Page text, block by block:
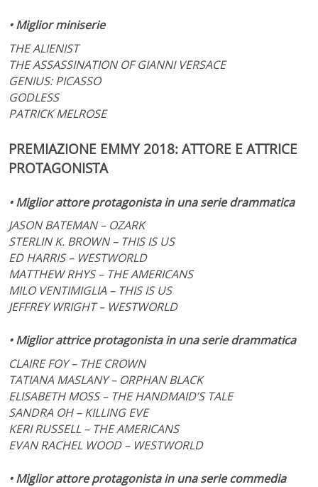
• Miglior miniserie
THE ALIENIST
THE ASSASSINATION OF GIANNI VERSACE
GENIUS: PICASSO
GODLESS
PATRICK MELROSE
PREMIAZIONE EMMY 2018: ATTORE E ATTRICE
PROTAGONISTA
• Miglior attore protagonista in una serie drammatica
JASON BATEMAN – OZARK
STERLIN K. BROWN – THIS IS US
ED HARRIS – WESTWORLD
MATTHEW RHYS – THE AMERICANS
MILO VENTIMIGLIA – THIS IS US
JEFFREY WRIGHT – WESTWORLD
• Miglior attrice protagonista in una serie drammatica
CLAIRE FOY – THE CROWN
TATIANA MASLANY – ORPHAN BLACK
ELISABETH MOSS– THE HANDMAID’S TALE
SANDRA OH – KILLING EVE
KERI RUSSELL – THE AMERICANS
EVAN RACHEL WOOD – WESTWORLD
• Miglior attore protagonista in una serie commedia